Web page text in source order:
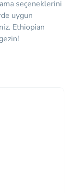
seçeneklerini
uygun
Ethiopian